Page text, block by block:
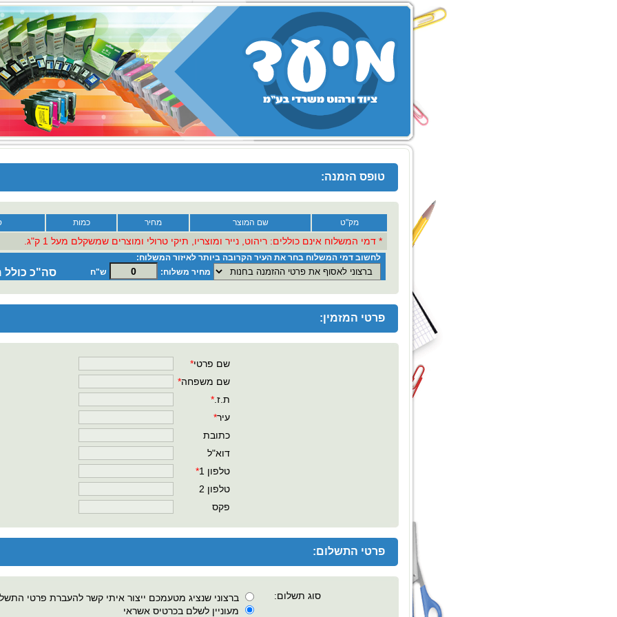
טופס הזמנה:
מק"ט שם המוצר מחיר כמות
* דמי המשלוח אינם כוללים: ריהוט, נייר ומוצריו, תיקי טרולי ומוצרים שמשקלם מעל 1 ק"ג.
לחשוב דמי המשלוח בחר את העיר הקרובה ביותר לאיזור המשלוח:
מחיר משלוח:
ש"ח סה"כ כולל
פרטי המזמין:
שם פרטי*
שם משפחה*
ת.ז. *
עיר*
כתובת
דוא"ל
טלפון 1
*
טלפון 2
פקס
פרטי התשלום:
סוג תשלום:
ברצוני שנציג מטעמכם ייצור איתי קשר להעברת פרטי
מעוניין לשלם בכרטיס אשראי